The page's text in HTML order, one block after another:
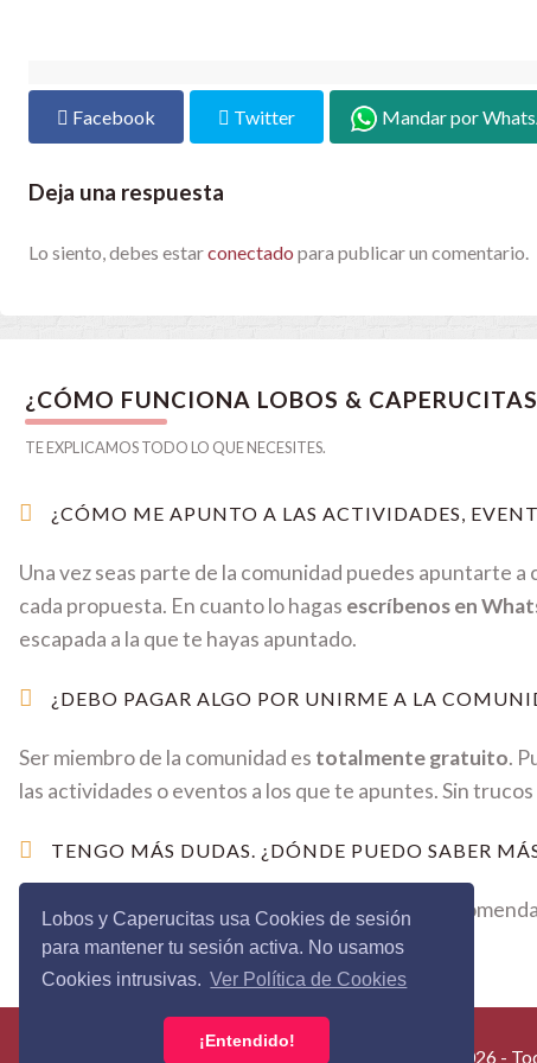
Lobos y Caperucitas usa Cookies de sesión
para mantener tu sesión activa. No usamos
Cookies intrusivas. Ver Política de Cookies
¡Entendido!
Facebook Twitter Mandar por
Deja una respuesta
Lo siento, debes estarconectado para publicar un comentario.
¿CÓMO FUNCIONA LOBOS &
TE EXPLICAMOS TODO LO QUE NECESITES.
¿CÓMO ME APUNTO A LAS ACTIVIDADES,
Una vez seas parte de la comunidad puedes apuntarte
cada propuesta. En cuanto lo hagas escríbenos en
escapada a la que te hayas apuntado.
¿DEBO PAGAR ALGO POR UNIRME A LA
Ser miembro de la comunidad es totalmente gratuito.
las actividades o eventos a los que te apuntes. Sin
TENGO MÁS DUDAS. ¿DÓNDE PUEDO SABER
A grandes preguntas grandes respuestas. Te
cada respuesta.
Lobos&Caperucitas © 2026 -